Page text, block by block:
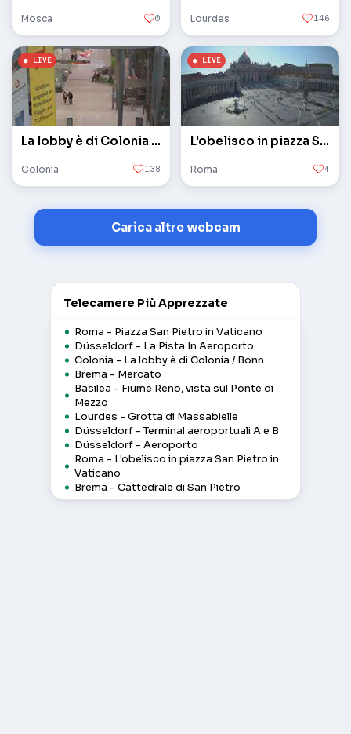
Mosca 0 Lourdes 146
La lobby è di Colonia / Bonn
Colonia 138
L'obelisco in piazza San Pietro in Vaticano
Roma 4
Carica altre webcam
Telecamere Più Apprezzate
Roma - Piazza San Pietro in Vaticano
Düsseldorf - La Pista In Aeroporto
Colonia - La lobby è di Colonia / Bonn
Brema - Mercato
Basilea - Fiume Reno, vista sul Ponte di
Mezzo
Lourdes - Grotta di Massabielle
Düsseldorf - Terminal aeroportuali A e B
Düsseldorf - Aeroporto
Roma - L'obelisco in piazza San Pietro in
Vaticano
Brema - Cattedrale di San Pietro